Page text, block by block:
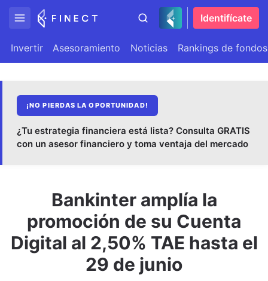
Identifícate
Invertir Asesoramiento Noticias Rankings de fondos
¡NO PIERDAS LA OPORTUNIDAD!
¿Tu estrategia financiera está lista? Consulta GRATIS
con un asesor financiero y toma ventaja del mercado
Bankinter amplía la
promoción de su Cuenta
Digital al 2,50% TAE hasta el
29 de junio